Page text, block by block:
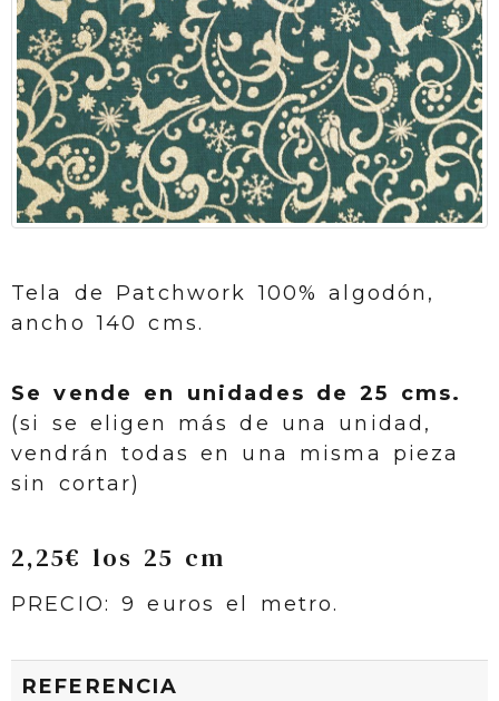
Tela de Patchwork 100% algodón,
ancho 140 cms.
Se vende en unidades de 25 cms.
(si se eligen más de una unidad,
vendrán todas en una misma pieza
sin cortar)
2,25€ los 25 cm
PRECIO: 9 euros el metro.
REFERENCIA